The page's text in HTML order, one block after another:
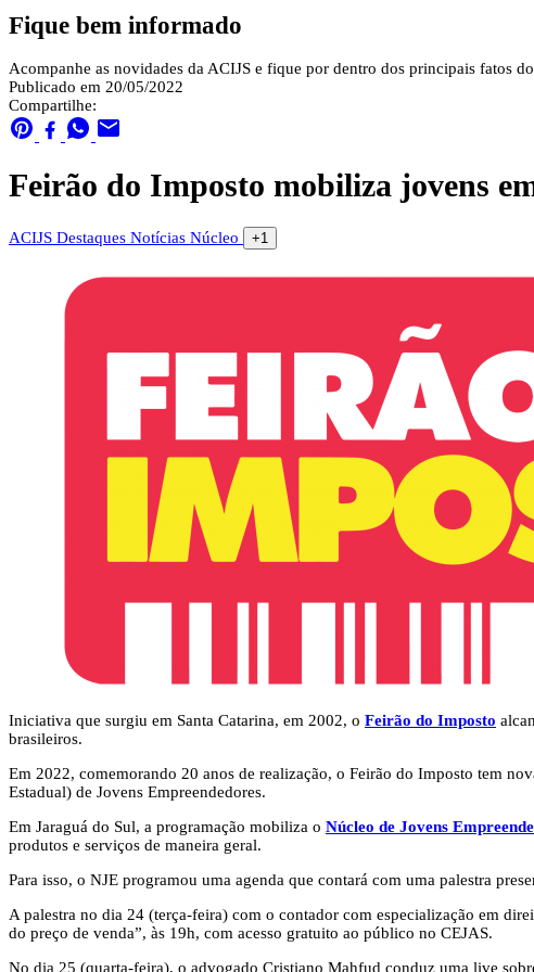
Fique bem informado
Acompanhe as novidades da ACIJS e fique por dentro dos principais fatos
Publicado em 20/05/2022
Compartilhe:
Feirão do Imposto mobiliza jovens
ACIJS Destaques Notícias Núcleo +1
Iniciativa que surgiu em Santa Catarina, em 2002, o Feirão do Imposto
brasileiros.
Em 2022, comemorando 20 anos de realização, o Feirão do Imposto tem
Estadual) de Jovens Empreendedores.
Em Jaraguá do Sul, a programação mobiliza o Núcleo de Jovens
produtos e serviços de maneira geral.
Para isso, o NJE programou uma agenda que contará com uma palestra
A palestra no dia 24 (terça-feira) com o contador com especialização em
do preço de venda”, às 19h, com acesso gratuito ao público no CEJAS.
No dia 25 (quarta-feira), o advogado Cristiano Mahfud conduz uma live